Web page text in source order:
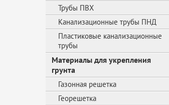
Трубы ПВХ
Канализационные трубы ПНД
Пластиковые канализационные
трубы
Материалы для укрепления
грунта
Газонная решетка
Георешетка